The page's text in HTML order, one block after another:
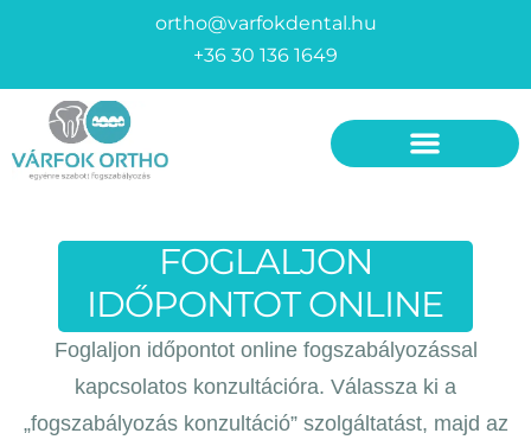
ortho@varfokdental.hu
+36 30 136 1649
FOGLALJON
IDŐPONTOT ONLINE
Foglaljon időpontot online fogszabályozással
kapcsolatos konzultációra. Válassza ki a
„fogszabályozás konzultáció” szolgáltatást, majd az